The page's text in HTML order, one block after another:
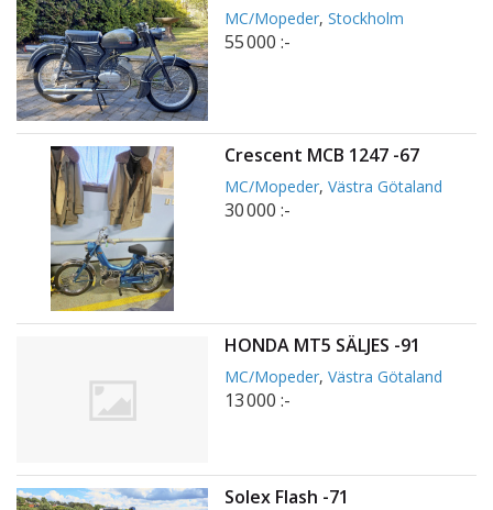
MC/Mopeder,Stockholm
55 000 :-
Crescent MCB 1247 -67
MC/Mopeder,Västra Götaland
30 000 :-
HONDA MT5 SÄLJES -91
MC/Mopeder,Västra Götaland
13 000 :-
Solex Flash -71